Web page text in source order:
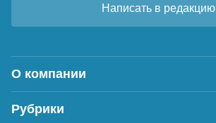
Написать в редакцию
О компании
Рубрики